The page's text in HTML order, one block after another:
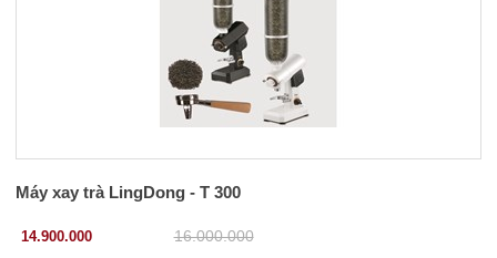
Máy xay trà LingDong - T 300
14.900.000 16.000.000